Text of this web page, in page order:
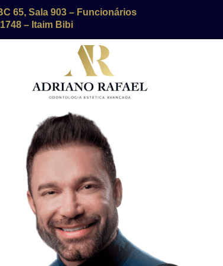
65, Sala 903 – Funcionários
– Itaim Bibi